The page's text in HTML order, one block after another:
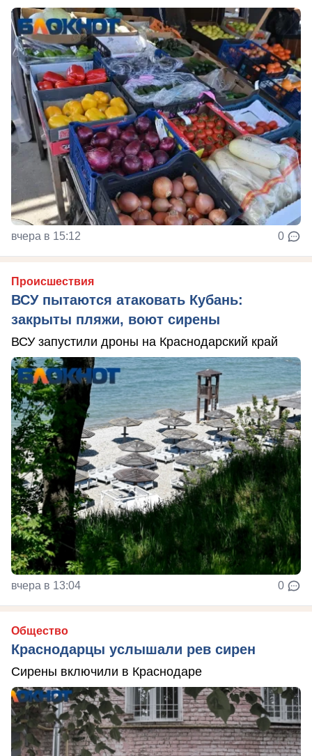
вчера в 15:12 0
Происшествия
ВСУ пытаются атаковать Кубань:
закрыты пляжи, воют сирены
ВСУ запустили дроны на Краснодарский край
вчера в 13:04 0
Общество
Краснодарцы услышали рев сирен
Сирены включили в Краснодаре